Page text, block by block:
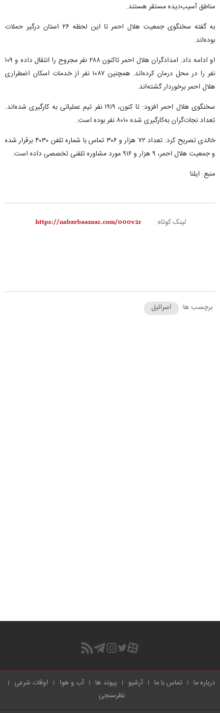
مناطق آسیب‌دیده مستقر هستند.
به گفته سخنگوی جمعیت هلال احمر تا این لحظه ۲۶ استان درگیر حملات
بوده‌اند.
او ادامه داد: امدادگران هلال احمر تاکنون ۲۸۸ نفر مجروح را انتقال داده‌ و ۱۰۹
نفر را در محل درمان کرده‌اند. همچنین ۱۰۸۷ نفر از خدمات اسکان اضطراری
هلال احمر برخوردار گشته‌اند.
سخنگوی هلال احمر افزود: تا کنون، ۱۹۱۹ نفر تیم عملیاتی به کارگیری شده‌اند.
تعداد نجات‌گران به‌کارگیری شده ۸۰۱۰ نفر بوده‌ است.
خالدی تصریح کرد: تعداد ۷۲ هزار و ۳۰۶ تماس با شماره تلفن ۴۰۳۰ برقرار شده
و جمعیت هلال احمر، ۹ هزار و ۹۱۶ مورد مشاوره تلفنی تخصصی داده است.
منبع: ایلنا
لینک کوتاه:
برچسب ها: اسرائیل
درباره ما تماس با ما آرشیو پیوند ها آب و هوا
اوقات شرعی
نظرسنجی